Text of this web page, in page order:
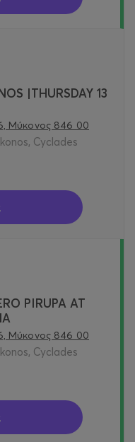
|THURSDAY 13
Μύκονος 846 00
Cyclades
PIRUPA AT
Μύκονος 846 00
Cyclades